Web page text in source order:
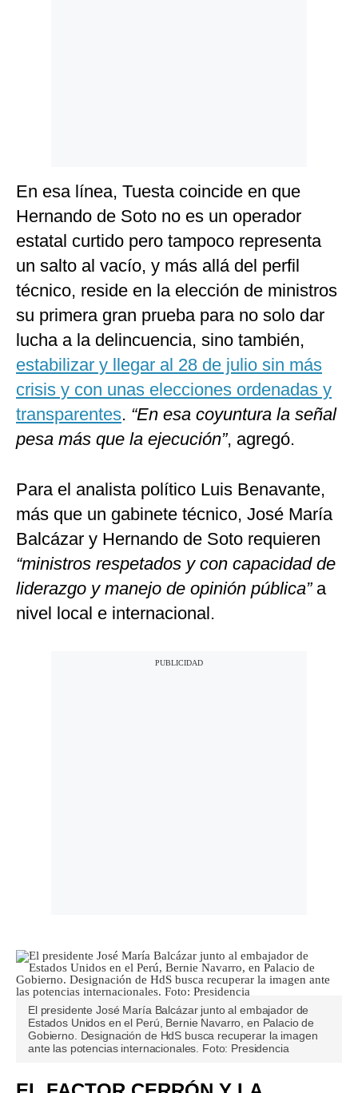
En esa línea, Tuesta coincide en que
Hernando de Soto no es un operador
estatal curtido pero tampoco representa
un salto al vacío, y más allá del perfil
técnico, reside en la elección de ministros
su primera gran prueba para no solo dar
lucha a la delincuencia, sino también,
estabilizar y llegar al 28 de julio sin más
crisis y con unas elecciones ordenadas y
transparentes. “En esa coyuntura la señal
pesa más que la ejecución”, agregó.
Para el analista político Luis Benavante,
más que un gabinete técnico, José María
Balcázar y Hernando de Soto requieren
“ministros respetados y con capacidad de
liderazgo y manejo de opinión pública” a
nivel local e internacional.
El presidente José María Balcázar junto al embajador de
Estados Unidos en el Perú, Bernie Navarro, en Palacio de
Gobierno. Designación de HdS busca recuperar la imagen
ante las potencias internacionales. Foto: Presidencia